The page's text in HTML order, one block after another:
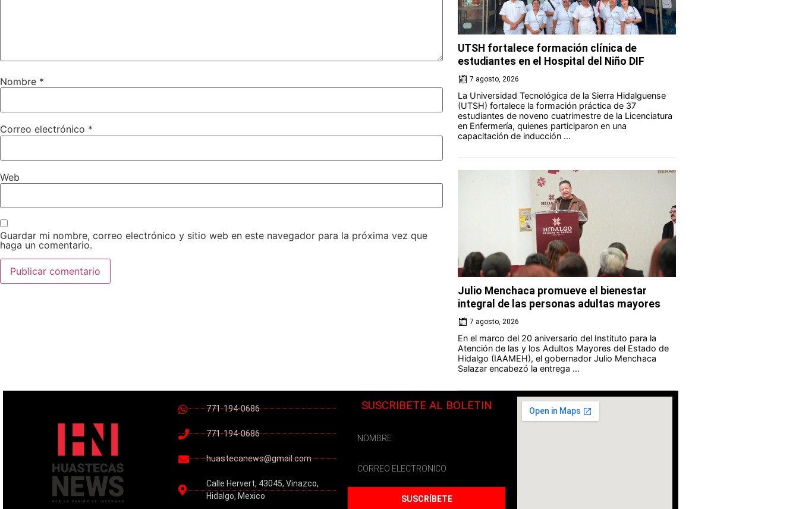
Nombre *
Correo electrónico *
Web
Guardar mi nombre, correo electrónico y sitio web en este navegador para la próxima vez que
haga un comentario.
UTSH fortalece formación clínica de
estudiantes en el Hospital del Niño DIF
7 agosto, 2026
La Universidad Tecnológica de la Sierra Hidalguense
(UTSH) fortalece la formación práctica de 37
estudiantes de noveno cuatrimestre de la Licenciatura
en Enfermería, quienes participaron en una
capacitación de inducción ...
Julio Menchaca promueve el bienestar
integral de las personas adultas mayores
7 agosto, 2026
En el marco del 20 aniversario del Instituto para la
Atención de las y los Adultos Mayores del Estado de
Hidalgo (IAAMEH), el gobernador Julio Menchaca
Salazar encabezó la entrega ...
771-194-0686
771-194-0686
huastecanews@gmail.com
Calle Hervert, 43045, Vinazco,
Hidalgo, Mexico
SUSCRIBETE AL BOLETIN
SUSCRÍBETE